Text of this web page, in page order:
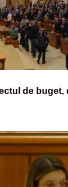
de buget,